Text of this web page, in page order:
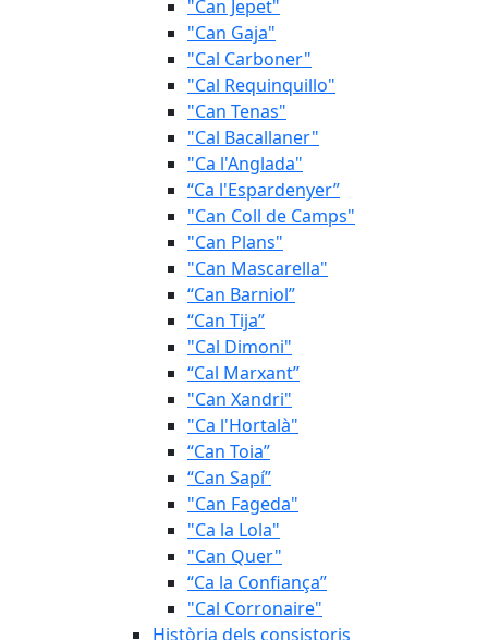
"Can Jepet"
"Can Gaja"
"Cal Carboner"
"Cal Requinquillo"
"Can Tenas"
"Cal Bacallaner"
"Ca l'Anglada"
“Ca l'Espardenyer”
"Can Coll de Camps"
"Can Plans"
"Can Mascarella"
“Can Barniol”
“Can Tija”
"Cal Dimoni"
“Cal Marxant”
"Can Xandri"
"Ca l'Hortalà"
“Can Toia”
“Can Sapí”
"Can Fageda"
"Ca la Lola"
"Can Quer"
“Ca la Confiança”
"Cal Corronaire"
Història dels consistoris